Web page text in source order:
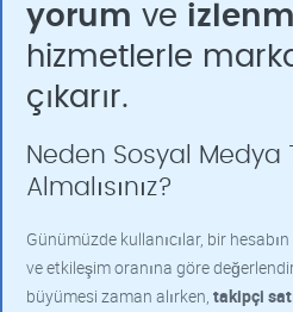
yorum ve
hizmetlerle
çıkarır.
Neden Sosyal Medya
Almalısınız?
Günümüzde kullanıcılar, bir
ve etkileşim oranına göre
büyümesi zaman alırken, takipçi